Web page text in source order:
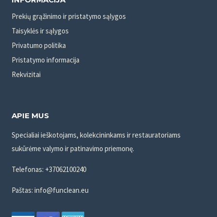
Prekių grąžinimo ir pristatymo sąlygos
Taisyklės ir sąlygos
Privatumo politika
Pristatymo informacija
Rekvizitai
APIE MUS
Specialiai ieškotojams, kolekcininkams ir restauratoriams
sukūrėme valymo ir patinavimo priemonę.
Telefonas: +37062100240
Paštas: info@funclean.eu